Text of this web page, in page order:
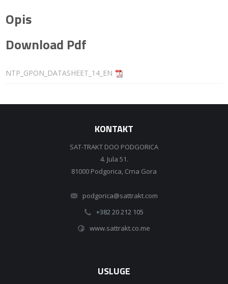
Opis
Download Pdf
NTP_GPON_DATASHEET_14_EN
KONTAKT
SAT-TRAKT DOO PODGORICA
4. Jula 51.
81000 Podgorica, Crna Gora
podgorica@sattrakt.com
+382 20 212 105
www.sattrakt.co.me
USLUGE